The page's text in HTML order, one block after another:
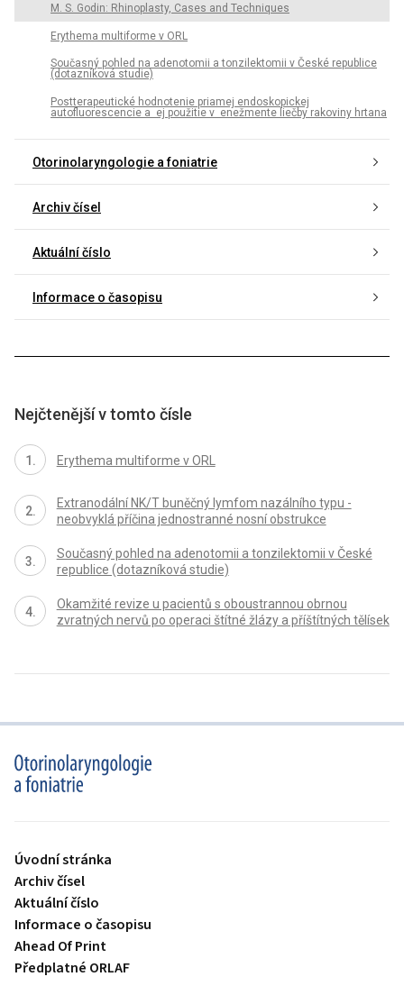
M. S. Godin: Rhinoplasty, Cases and Techniques
Erythema multiforme v ORL
Současný pohled na adenotomii a tonzilektomii v České republice
(dotazníková studie)
Postterapeutické hodnotenie priamej endoskopickej
autofluorescencie a ej použitie v enežmente liečby rakoviny hrtana
Otorinolaryngologie a foniatrie
Archiv čísel
Aktuální číslo
Informace o časopisu
Nejčtenější v tomto čísle
Erythema multiforme v ORL
Extranodální NK/T buněčný lymfom nazálního typu -
neobvyklá příčina jednostranné nosní obstrukce
Současný pohled na adenotomii a tonzilektomii v České
republice (dotazníková studie)
Okamžité revize u pacientů s oboustrannou obrnou
zvratných nervů po operaci štítné žlázy a příštítných tělísek
proLékaře.cz
Úvodní stránka
Archiv čísel
Aktuální číslo
Informace o časopisu
Ahead Of Print
Předplatné ORLAF